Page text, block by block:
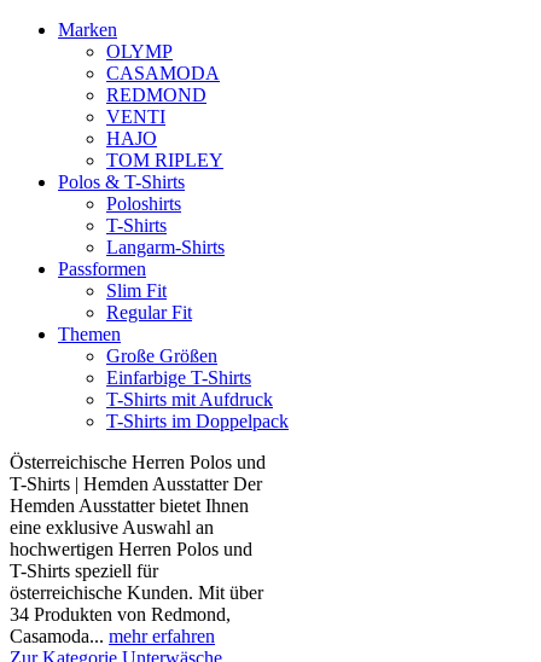
Marken
OLYMP
CASAMODA
REDMOND
VENTI
HAJO
TOM RIPLEY
Polos & T-Shirts
Poloshirts
T-Shirts
Langarm-Shirts
Passformen
Slim Fit
Regular Fit
Themen
Große Größen
Einfarbige T-Shirts
T-Shirts mit Aufdruck
T-Shirts im Doppelpack
Österreichische Herren Polos und
T-Shirts | Hemden Ausstatter Der
Hemden Ausstatter bietet Ihnen
eine exklusive Auswahl an
hochwertigen Herren Polos und
T-Shirts speziell für
österreichische Kunden. Mit über
34 Produkten von Redmond,
Casamoda... mehr erfahren
Zur Kategorie Unterwäsche